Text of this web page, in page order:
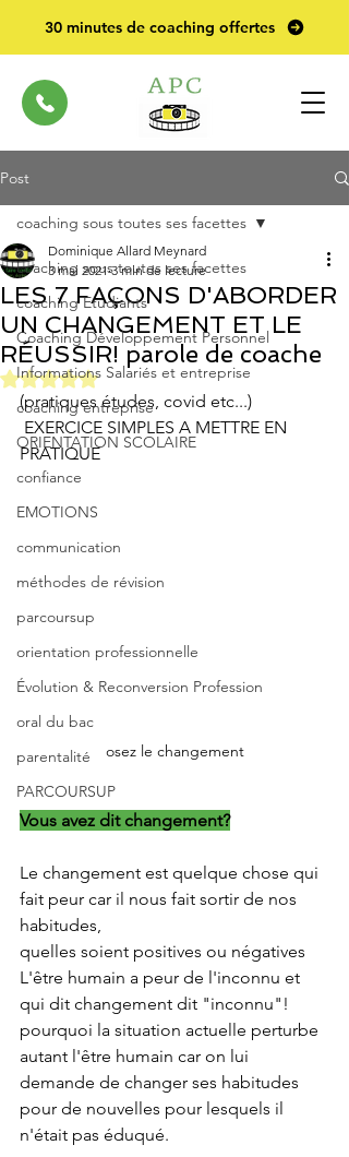
30 minutes de coaching offertes
Post
coaching sous toutes ses facettes
coaching Etudiants
Coaching Développement Personnel
Informations Salariés et entreprise
coaching entreprise
ORIENTATION SCOLAIRE
confiance
EMOTIONS
communication
méthodes de révision
parcoursup
orientation professionnelle
Évolution & Reconversion Profession
oral du bac
parentalité
PARCOURSUP
coaching sous toutes ses facettes
LES 7 FAÇONS D'ABORDER
UN CHANGEMENT ET LE
RÉUSSIR! parole de coache
Dominique Allard Meynard
3 mai 2021 3 min de lecture
Noté NaN étoiles sur 5.
(pratiques études, covid etc...)
PRATIQUE
osez le changement
Vous avez dit changement?
Le changement est quelque chose qui
fait peur car il nous fait sortir de nos
habitudes,
quelles soient positives ou négatives
L'être humain a peur de l'inconnu et
qui dit changement dit "inconnu"!
pourquoi la situation actuelle perturbe
autant l'être humain car on lui
demande de changer ses habitudes
pour de nouvelles pour lesquels il
n'était pas éduqué.